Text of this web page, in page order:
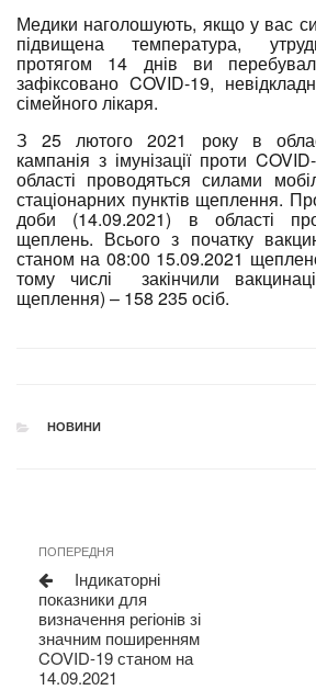
Медики наголошують, якщо у вас
підвищена температура,
протягом 14 днів ви
зафіксовано COVID-19,
сімейного лікаря.
З 25 лютого 2021 року в
кампанія з імунізації проти
області проводяться силами
стаціонарних пунктів щеплення.
доби (14.09.2021) в області
щеплень. Всього з початку
станом на 08:00 15.09.2021
тому числі закінчили
щеплення) – 158 235 осіб.
CATEGORIES
НОВИНИ
Навігація
записів
Previous
Post
ПОПЕРЕДНЯ
Індикаторні
показники для
визначення регіонів зі
значним поширенням
COVID-19 станом на
14.09.2021